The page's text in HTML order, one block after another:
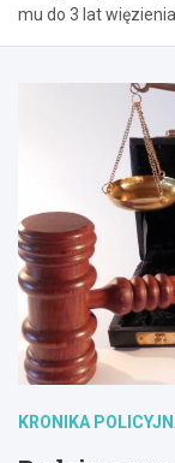
mu do 3 lat więzienia
KRONIKA